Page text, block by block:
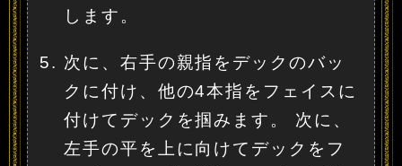
します。
次に、右手の親指をデックのバッ
クに付け、他の4本指をフェイスに
付けてデックを掴みます。 次に、
左手の平を上に向けてデックをフ